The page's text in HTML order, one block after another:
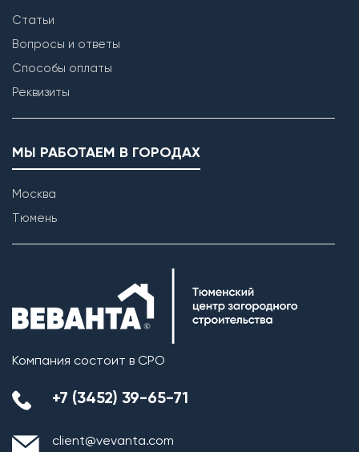
Статьи
Вопросы и ответы
Способы оплаты
Реквизиты
МЫ РАБОТАЕМ В ГОРОДАХ
Москва
Тюмень
Компания состоит в СРО
+7 (3452) 39-65-71
client@vevanta.com